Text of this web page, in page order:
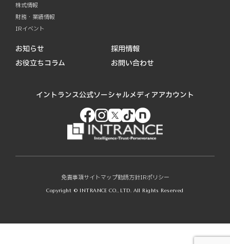
株式情報
財務・業績情報
IRイベント
お知らせ
お役立ちコラム
採用情報
お問い合わせ
イントランス公式ソーシャルメディアアカウント
免責事項サイトマップ勧誘方針IRポリシー
Copyright © INTRANCE CO., LTD. All Rights Reserved